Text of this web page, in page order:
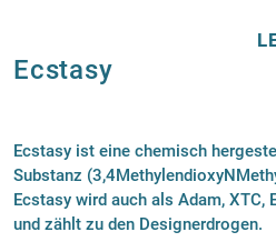
Ecstasy
Ecstasy ist eine chemisch
Substanz
Ecstasy wird auch als Adam, XTC,
und zählt zu den Designerdrogen.